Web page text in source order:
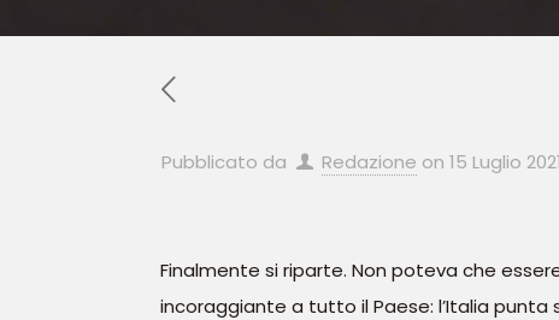
Pubblicato da Redazione on 15 Luglio 2021
Finalmente si riparte. Non poteva che
incoraggiante a tutto il Paese: l’Italia